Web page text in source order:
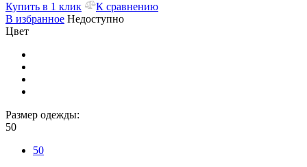
Купить в 1 клик
К сравнению
В избранное Недоступно
Цвет
Размер одежды:
50
50